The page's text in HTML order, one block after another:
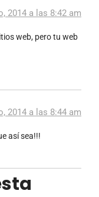
2014 a las 8:42 am
web, pero tu web
2014 a las 8:44 am
así sea!!!